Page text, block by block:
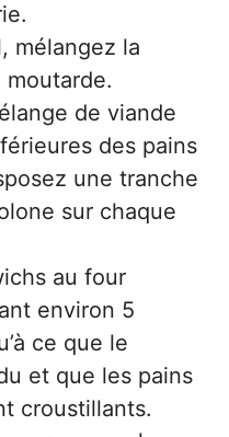
mélangez la
moutarde.
de viande
des pains
une tranche
sur chaque
au four
environ 5
ce que le
et que les pains
croustillants.